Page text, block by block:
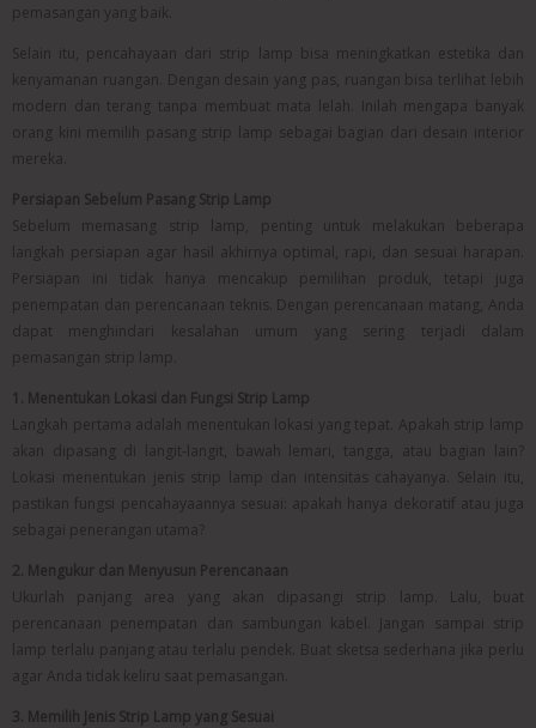
pemasangan yang baik.
Selain itu, pencahayaan dari strip lamp bisa meningkatkan estetika dan
kenyamanan ruangan. Dengan desain yang pas, ruangan bisa terlihat lebih
modern dan terang tanpa membuat mata lelah. Inilah mengapa banyak
orang kini memilih pasang strip lamp sebagai bagian dari desain interior
mereka.
Persiapan Sebelum Pasang Strip Lamp
Sebelum memasang strip lamp, penting untuk melakukan beberapa
langkah persiapan agar hasil akhirnya optimal, rapi, dan sesuai harapan.
Persiapan ini tidak hanya mencakup pemilihan produk, tetapi juga
penempatan dan perencanaan teknis. Dengan perencanaan matang, Anda
dapat menghindari kesalahan umum yang sering terjadi dalam
pemasangan strip lamp.
1. Menentukan Lokasi dan Fungsi Strip Lamp
Langkah pertama adalah menentukan lokasi yang tepat. Apakah strip lamp
akan dipasang di langit-langit, bawah lemari, tangga, atau bagian lain?
Lokasi menentukan jenis strip lamp dan intensitas cahayanya. Selain itu,
pastikan fungsi pencahayaannya sesuai: apakah hanya dekoratif atau juga
sebagai penerangan utama?
2. Mengukur dan Menyusun Perencanaan
Ukurlah panjang area yang akan dipasangi strip lamp. Lalu, buat
perencanaan penempatan dan sambungan kabel. Jangan sampai strip
lamp terlalu panjang atau terlalu pendek. Buat sketsa sederhana jika perlu
agar Anda tidak keliru saat pemasangan.
3. Memilih Jenis Strip Lamp yang Sesuai